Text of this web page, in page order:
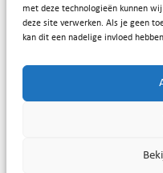
met deze technologieën kunnen
deze site verwerken. Als je geen
kan dit een nadelige invloed